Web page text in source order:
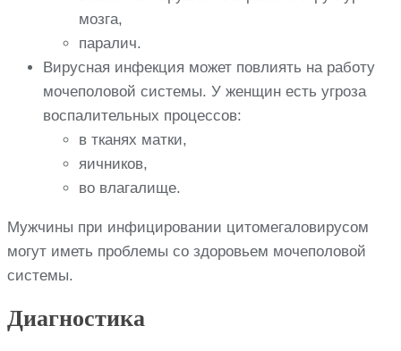
мозга,
паралич.
Вирусная инфекция может повлиять на работу
мочеполовой системы. У женщин есть угроза
воспалительных процессов:
в тканях матки,
яичников,
во влагалище.
Мужчины при инфицировании цитомегаловирусом
могут иметь проблемы со здоровьем мочеполовой
системы.
Диагностика